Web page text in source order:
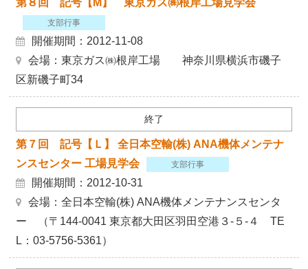
支部行事
開催期間：2012-11-08
会場：東京ガス㈱根岸工場 神奈川県横浜市磯子
区新磯子町34
終了
第７回 記号【Ｌ】 全日本空輸(株) ANA機体メンテナ
ンスセンター 工場見学会
支部行事
開催期間：2012-10-31
会場：全日本空輸(株) ANA機体メンテナンスセンタ
ー （〒144-0041 東京都大田区羽田空港３-５-４ TE
L：03-5756-5361）